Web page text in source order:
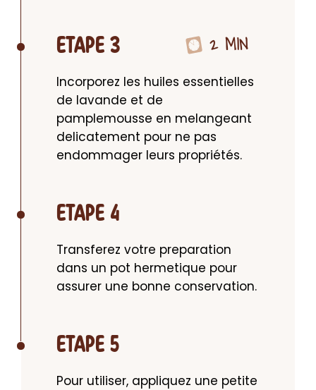
ETAPE 3 2 MIN
Incorporez les huiles essentielles
de lavande et de
pamplemousse en melangeant
delicatement pour ne pas
endommager leurs propriétés.
ETAPE 4
Transferez votre preparation
dans un pot hermetique pour
assurer une bonne conservation.
ETAPE 5
Pour utiliser, appliquez une petite